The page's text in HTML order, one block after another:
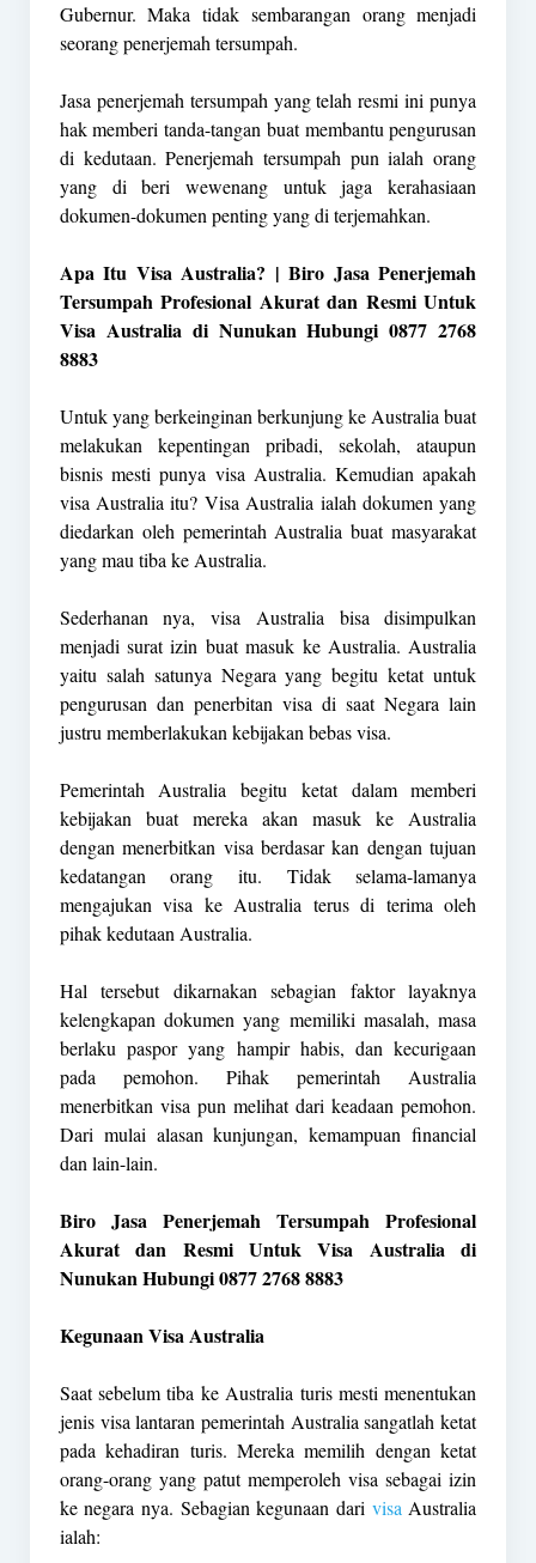
Gubernur. Maka tidak sembarangan orang menjadi
seorang penerjemah tersumpah.
Jasa penerjemah tersumpah yang telah resmi ini punya
hak memberi tanda-tangan buat membantu pengurusan
di kedutaan. Penerjemah tersumpah pun ialah orang
yang di beri wewenang untuk jaga kerahasiaan
dokumen-dokumen penting yang di terjemahkan.
Apa Itu Visa Australia? | Biro Jasa Penerjemah
Tersumpah Profesional Akurat dan Resmi Untuk
Visa Australia di Nunukan Hubungi 0877 2768
8883
Untuk yang berkeinginan berkunjung ke Australia buat
melakukan kepentingan pribadi, sekolah, ataupun
bisnis mesti punya visa Australia. Kemudian apakah
visa Australia itu? Visa Australia ialah dokumen yang
diedarkan oleh pemerintah Australia buat masyarakat
yang mau tiba ke Australia.
Sederhanan nya, visa Australia bisa disimpulkan
menjadi surat izin buat masuk ke Australia. Australia
yaitu salah satunya Negara yang begitu ketat untuk
pengurusan dan penerbitan visa di saat Negara lain
justru memberlakukan kebijakan bebas visa.
Pemerintah Australia begitu ketat dalam memberi
kebijakan buat mereka akan masuk ke Australia
dengan menerbitkan visa berdasar kan dengan tujuan
kedatangan orang itu. Tidak selama-lamanya
mengajukan visa ke Australia terus di terima oleh
pihak kedutaan Australia.
Hal tersebut dikarnakan sebagian faktor layaknya
kelengkapan dokumen yang memiliki masalah, masa
berlaku paspor yang hampir habis, dan kecurigaan
pada pemohon. Pihak pemerintah Australia
menerbitkan visa pun melihat dari keadaan pemohon.
Dari mulai alasan kunjungan, kemampuan financial
dan lain-lain.
Biro Jasa Penerjemah Tersumpah Profesional
Akurat dan Resmi Untuk Visa Australia di
Nunukan Hubungi 0877 2768 8883
Kegunaan Visa Australia
Saat sebelum tiba ke Australia turis mesti menentukan
jenis visa lantaran pemerintah Australia sangatlah ketat
pada kehadiran turis. Mereka memilih dengan ketat
orang-orang yang patut memperoleh visa sebagai izin
ke negara nya. Sebagian kegunaan dari visa Australia
ialah: